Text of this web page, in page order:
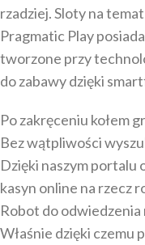
rzadziej. Sloty na
Pragmatic Play
tworzone przy
do zabawy dzięki
Po zakręceniu kołem
Bez wątpliwości
Dzięki naszym portalu
kasyn online na rzecz
Robot do odwiedzenia
Właśnie dzięki czemu